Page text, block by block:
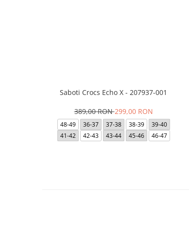
Saboti Crocs Echo X - 207937-001
389,00 RON299,00 RON
48-49 36-37 37-38 38-39
39-40
41-42
42-43 43-44 45-46 46-47